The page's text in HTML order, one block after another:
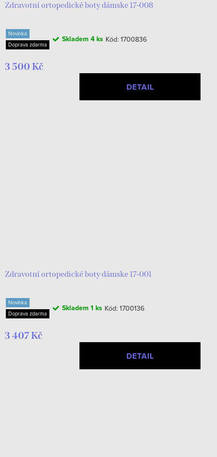
Zdravotní ortopedické boty dámske 17-008
Novinka
Doprava zdarma
Skladem 4 ks Kód: 1700836
3 500 Kč
DETAIL
Zdravotní ortopedické boty dámske 17-001
Novinka
Doprava zdarma
Skladem 1 ks Kód: 1700136
3 407 Kč
DETAIL